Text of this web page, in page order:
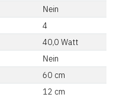
Nein
4
40,0 Watt
Nein
60 cm
12 cm